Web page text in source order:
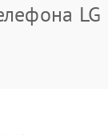
LG